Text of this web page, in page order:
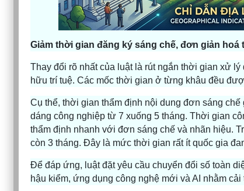
Giảm thời gian đăng ký sáng chế, đơn giản hoá
Thay đổi rõ nhất của luật là rút ngắn thời gian xử
hữu trí tuệ. Các mốc thời gian ở từng khâu đều
Cụ thể, thời gian thẩm định nội dung đơn sáng
dáng công nghiệp từ 7 xuống 5 tháng. Thời gian
thẩm định nhanh với đơn sáng chế và nhãn hiệu.
còn 3 tháng. Đây là mức thời gian rất ít quốc gia
Để đáp ứng, luật đặt yêu cầu chuyển đổi số toàn
hậu kiểm, ứng dụng công nghệ mới và AI nhằm cải